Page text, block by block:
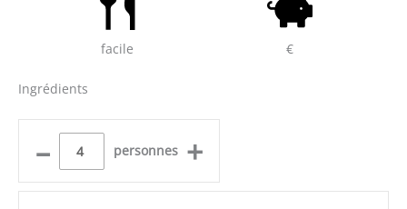
facile €
Ingrédients
– personnes +